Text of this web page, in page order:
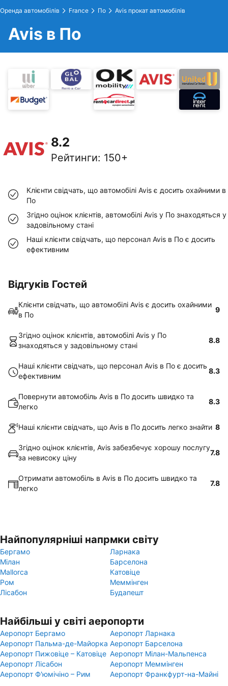
Оренда автомобілів France По Avis прокат автомобілів
Avis в По
8.2
Рейтинги: 150+
Клієнти свідчать, що автомобілі Avis є досить охайними в
По
Згідно оцінок клієнтів, автомобілі Avis у По знаходяться у
задовільному стані
Наші клієнти свідчать, що персонал Avis в По є досить
ефективним
Відгуків Гостей
Клієнти свідчать, що автомобілі Avis є досить охайними
в По
9
Згідно оцінок клієнтів, автомобілі Avis у По
знаходяться у задовільному стані
8.8
Наші клієнти свідчать, що персонал Avis в По є досить
ефективним
8.3
Повернути автомобіль Avis в По досить швидко та
легко
8.3
Наші клієнти свідчать, що Avis в По досить легко знайти 8
Згідно оцінок клієнтів, Avis забезбечує хорошу послугу
за невисоку ціну
7.8
Отримати автомобіль в Avis в По досить швидко та
легко
7.8
Найпопулярніші напрмки світу
Бергамо
Ларнака
Мілан
Барселона
Mallorca
Катовіце
Ром
Меммінген
Лісабон
Будапешт
Найбільші у світі аеропорти
Аеропорт Бергамо
Аеропорт Ларнака
Аеропорт Пальма-де-Майорка Аеропорт Барселона
Аеропорт Пижовіце – Катовіце Аеропорт Мілан-Мальпенса
Аеропорт Лісабон
Аеропорт Меммінген
Аеропорт Ф'юмічіно – Рим
Аеропорт Франкфурт-на-Майні